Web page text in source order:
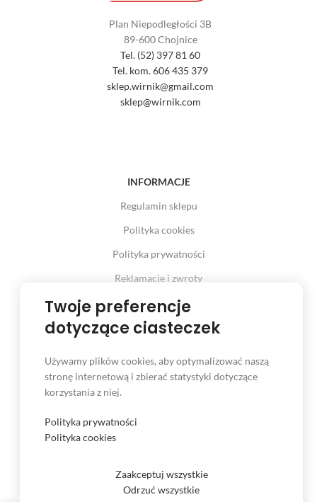
Plan Niepodległości 3B
89-600 Chojnice
Tel. (52) 397 81 60
Tel. kom. 606 435 379
sklep.wirnik@gmail.com
sklep@wirnik.com
INFORMACJE
Regulamin sklepu
Polityka cookies
Polityka prywatności
Reklamacje i zwroty
Prawo odstąpienia od umowy
INFORMACJE
Czas i koszt dostawy
Formy płatności
Twoje preferencje
dotyczące ciasteczek
Używamy plików cookies, aby optymalizować naszą
stronę internetową i zbierać statystyki dotyczące
korzystania z niej.
Polityka prywatności
Polityka cookies
Zaakceptuj wszystkie
Odrzuć wszystkie